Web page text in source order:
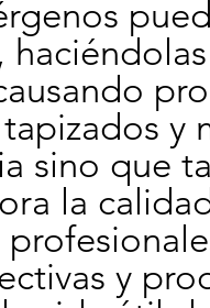
y
sino que
la
y